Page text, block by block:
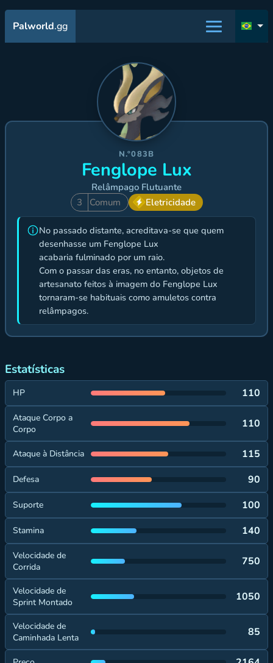
Palworld.gg
N.º083B
Fenglope Lux
Relâmpago Flutuante
3
Comum Eletricidade
No passado distante, acreditava-se que quem
desenhasse um Fenglope Lux
acabaria fulminado por um raio.
Com o passar das eras, no entanto, objetos de
artesanato feitos à imagem do Fenglope Lux
tornaram-se habituais como amuletos contra
relâmpagos.
Estatísticas
HP 110
Ataque Corpo a
Corpo
110
Ataque à Distância 115
Defesa 90
Suporte 100
Stamina 140
Velocidade de
Corrida
750
Velocidade de
Sprint Montado
1050
Velocidade de
Caminhada Lenta
85